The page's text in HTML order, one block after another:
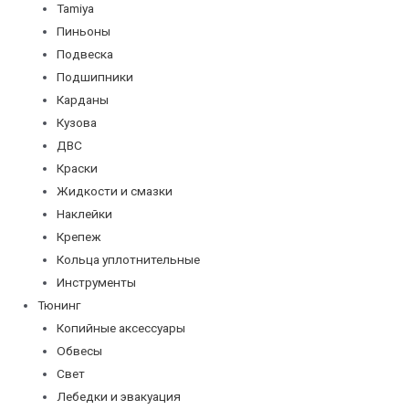
Tamiya
Пиньоны
Подвеска
Подшипники
Карданы
Кузова
ДВС
Краски
Жидкости и смазки
Наклейки
Крепеж
Кольца уплотнительные
Инструменты
Тюнинг
Копийные аксессуары
Обвесы
Свет
Лебедки и эвакуация